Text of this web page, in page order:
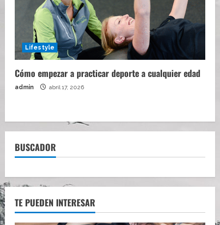
Lifestyle
Cómo empezar a practicar deporte a cualquier edad
admin abril 17, 2026
BUSCADOR
TE PUEDEN INTERESAR